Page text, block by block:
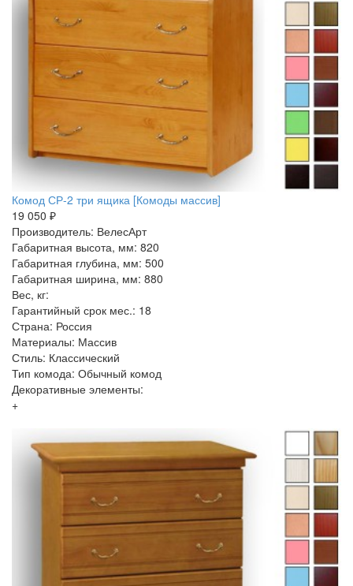
Комод СР-2 три ящика [Комоды массив]
19 050 ₽
Производитель: ВелесАрт
Габаритная высота, мм: 820
Габаритная глубина, мм: 500
Габаритная ширина, мм: 880
Вес, кг:
Гарантийный срок мес.: 18
Страна: Россия
Материалы: Массив
Стиль: Классический
Тип комода: Обычный комод
Декоративные элементы:
+